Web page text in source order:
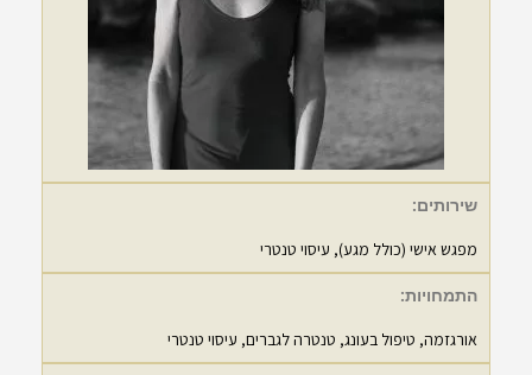
שירותים:
מפגש אישי (כולל מגע), עיסוי טנטרי
התמחויות:
אורגזמה, טיפול בעונג, טנטרה לגברים, עיסוי טנטרי